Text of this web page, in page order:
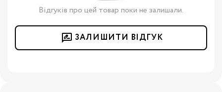
Відгуків про цей товар поки не залишали.
ЗАЛИШИТИ ВІДГУК